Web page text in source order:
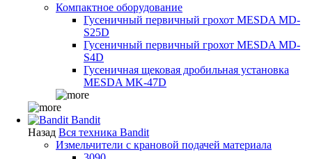
Компактное оборудование
Гусеничный первичный грохот MESDA MD-
S25D
Гусеничный первичный грохот MESDA MD-
S4D
Гусеничная щековая дробильная установка
MESDA MK-47D
Bandit
Назад Вся техника Bandit
Измельчители с крановой подачей материала